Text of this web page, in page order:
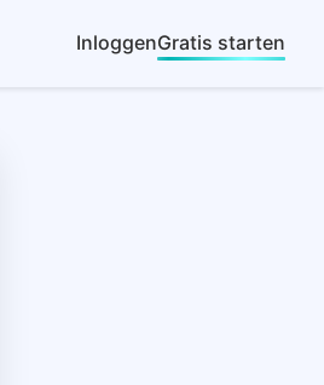
InloggenGratis starten